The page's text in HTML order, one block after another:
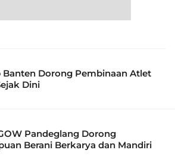
Banten Dorong Pembinaan Atlet
Dini
Pandeglang Dorong
Berani Berkarya dan Mandiri